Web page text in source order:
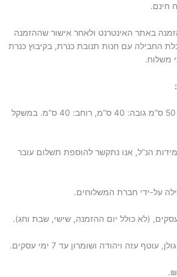
באתר האינטרנט ולאחר אישור שההזמנה
החבילה עם חנות תנובת כנרת, בקיבוץ כנרת
משלוח.
אורך: 50 ס”מ גובה: 40 ס”מ, רוחב: 40 ס”מ. במשקל
הנ”ל, אנו נתקשר להוספת תשלום עובר
על-ידי חברת המשלוחים.
עזה ויהודה ושומרון עד 7 ימי עסקים.